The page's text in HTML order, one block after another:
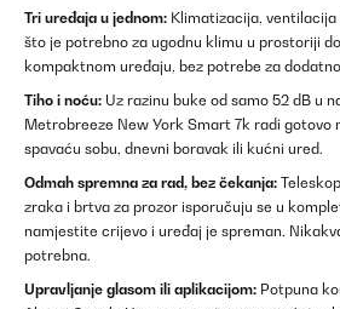
Tri uređaja u jednom: Klimatizacija, ventilacija
što je potrebno za ugodnu klimu u prostoriji
kompaktnom uređaju, bez potrebe za
Tiho i noću: Uz razinu buke od samo 52 dB u
Metrobreeze New York Smart 7k radi gotovo
spavaću sobu, dnevni boravak ili kućni ured.
Odmah spremna za rad, bez čekanja:
zraka i brtva za prozor isporučuju se u
namjestite crijevo i uređaj je spreman.
potrebna.
Upravljanje glasom ili aplikacijom: Potpuna